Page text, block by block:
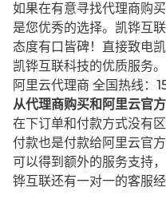
如果在有意寻找代理商购
是您优秀的选择。凯铧互
态度有口皆碑！直接致电
凯铧互联科技的优质服务。
阿里云代理商 全国热线：
从代理商购买和阿里云官
在下订单和付款方式没有
付款也是付款给阿里云官
可以得到额外的服务支持
铧互联还有一对一的客服